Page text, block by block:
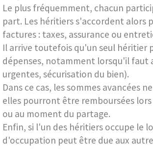
Le plus fréquemment, chacun
part. Les héritiers s'accordent alors
factures : taxes, assurance ou
Il arrive toutefois qu'un seul héritier
dépenses, notamment lorsqu'il
urgentes, sécurisation du bien).
Dans ce cas, les sommes avancées
elles pourront être remboursées
ou au moment du partage.
Enfin, si l'un des héritiers occupe le
d'occupation peut être due aux